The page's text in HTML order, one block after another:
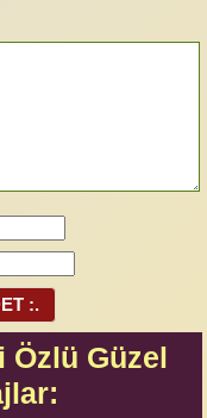
:.
Özlü Güzel